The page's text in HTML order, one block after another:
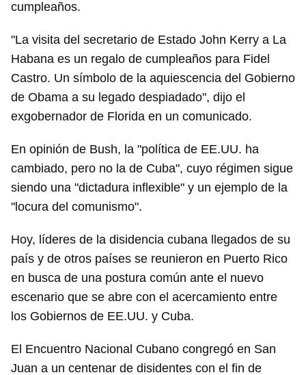
cumpleaños.
"La visita del secretario de Estado John Kerry a La
Habana es un regalo de cumpleaños para Fidel
Castro. Un símbolo de la aquiescencia del Gobierno
de Obama a su legado despiadado", dijo el
exgobernador de Florida en un comunicado.
En opinión de Bush, la "política de EE.UU. ha
cambiado, pero no la de Cuba", cuyo régimen sigue
siendo una "dictadura inflexible" y un ejemplo de la
"locura del comunismo".
Hoy, líderes de la disidencia cubana llegados de su
país y de otros países se reunieron en Puerto Rico
en busca de una postura común ante el nuevo
escenario que se abre con el acercamiento entre
los Gobiernos de EE.UU. y Cuba.
El Encuentro Nacional Cubano congregó en San
Juan a un centenar de disidentes con el fin de